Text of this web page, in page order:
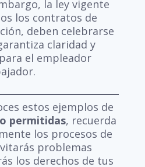
la ley vigente
los contratos de
deben celebrarse
claridad y
el empleador
estos ejemplos de
permitidas, recuerda
los procesos de
problemas
los derechos de tus